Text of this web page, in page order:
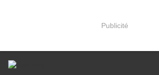
Publicité